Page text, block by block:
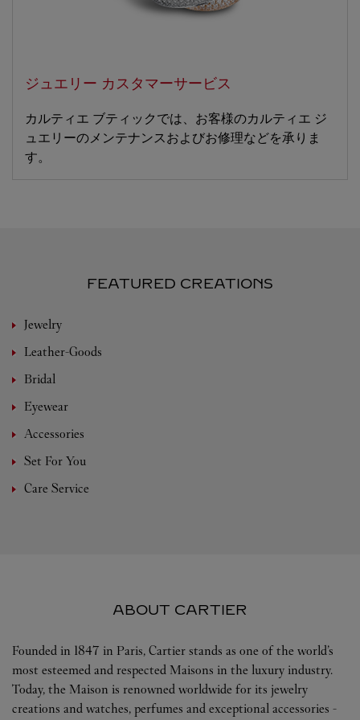
ジュエリー カスタマーサービス
カルティエ ブティックでは、お客様のカルティエ ジ
ュエリーのメンテナンスおよびお修理などを承りま
す。
FEATURED CREATIONS
Jewelry
Leather-Goods
Bridal
Eyewear
Accessories
Set For You
Care Service
ABOUT CARTIER
Founded in 1847 in Paris, Cartier stands as one of the world’s
most esteemed and respected Maisons in the luxury industry.
Today, the Maison is renowned worldwide for its jewelry
creations and watches, perfumes and exceptional accessories -